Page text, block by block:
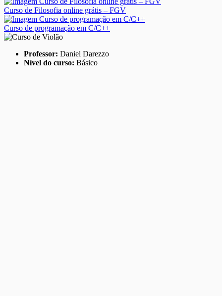
Curso de Filosofia online grátis – FGV
Curso de programação em C/C++
Professor: Daniel Darezzo
Nível do curso: Básico